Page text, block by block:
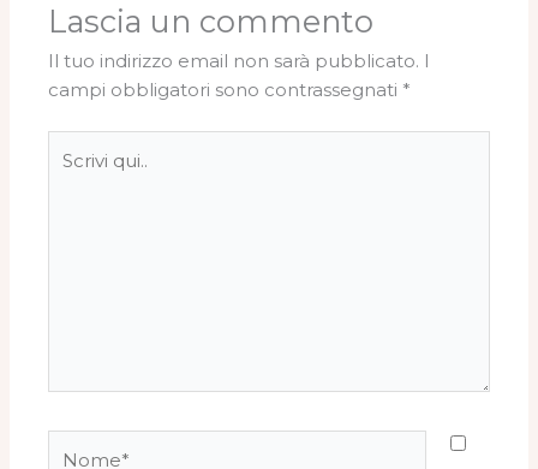
Lascia un commento
Il tuo indirizzo email non sarà pubblicato. I
campi obbligatori sono contrassegnati *
qui..